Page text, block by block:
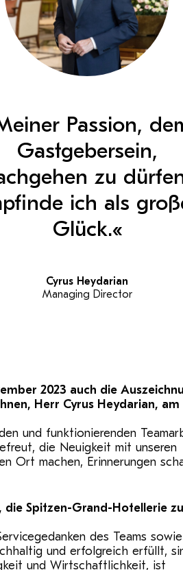
Passion,
Gastgebersein,
zu
ich als
Glück.«
Cyrus Heydarian
Managing Director
2023 auch die
Herr Cyrus Heydarian, am
und funktionierenden
die Neuigkeit mit unseren
Ort machen, Erinnerungen
die Spitzen-Grand-Hotellerie zu
des Teams sowie
und erfolgreich erfüllt,
und Wirtschaftlichkeit, ist